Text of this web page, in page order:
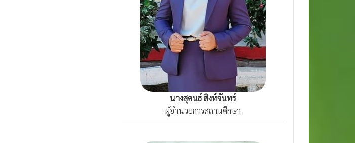
นางสุคนธ์ สิงห์จันทร์
ผู้อำนวยการสถานศึกษา